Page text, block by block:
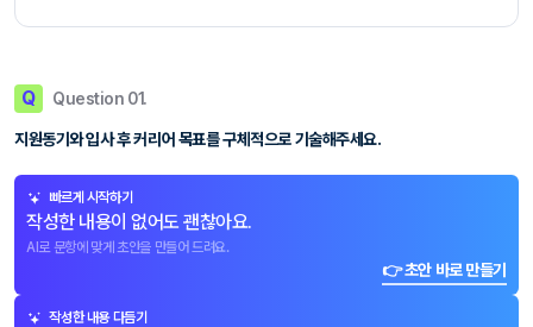
Q Question 01.
지원동기와 입사 후 커리어 목표를 구체적으로 기술해주세요.
빠르게 시작하기
작성한 내용이 없어도 괜찮아요.
AI로 문항에 맞게 초안을 만들어 드려요.
👉 초안 바로 만들기
작성한 내용 다듬기